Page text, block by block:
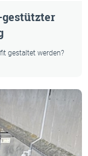
gestützter
gestaltet werden?